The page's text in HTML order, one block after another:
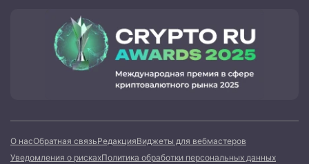
О насОбратная связьРедакцияВиджеты для вебмастеров
Уведомления о рискахПолитика обработки персональных данных